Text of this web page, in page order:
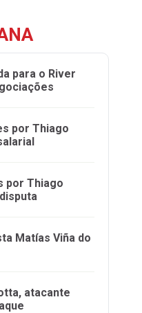
para o River
por Thiago
por Thiago
Matías Viña do
atacante